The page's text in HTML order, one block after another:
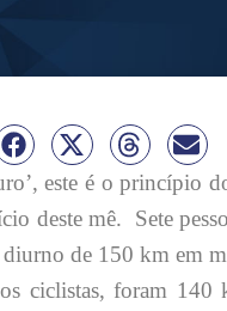
este é o princípio
deste mê.
Sete
de 150 km em
ciclistas, foram 140